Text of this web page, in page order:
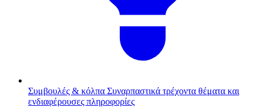
Συμβουλές & κόλπα Συναρπαστικά τρέχοντα θέματα και
ενδιαφέρουσες πληροφορίες